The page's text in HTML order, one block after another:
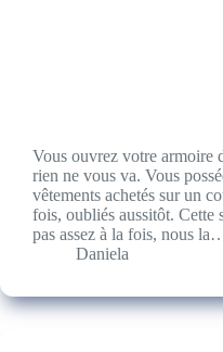
Vous ouvrez votre armoire
rien ne vous va. Vous
vêtements achetés sur un
fois, oubliés aussitôt. Cette
pas assez à la fois, nous
Daniela